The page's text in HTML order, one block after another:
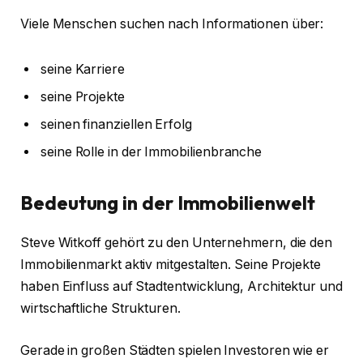
Viele Menschen suchen nach Informationen über:
seine Karriere
seine Projekte
seinen finanziellen Erfolg
seine Rolle in der Immobilienbranche
Bedeutung in der Immobilienwelt
Steve Witkoff gehört zu den Unternehmern, die den
Immobilienmarkt aktiv mitgestalten. Seine Projekte
haben Einfluss auf Stadtentwicklung, Architektur und
wirtschaftliche Strukturen.
Gerade in großen Städten spielen Investoren wie er